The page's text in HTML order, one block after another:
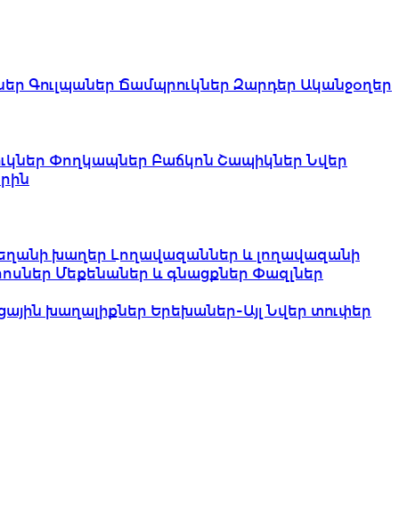
Գուլպաներ Ճամպրուկներ Զարդեր Ականջօղեր
Փողկապներ Բաճկոն ՇապիկներՆվեր
խաղեր Լողավազաններ և լողավազանի
Մեքենաներ և գնացքներ Փազլներ
խաղալիքներ Երեխաներ-ԱյլՆվեր տուփեր